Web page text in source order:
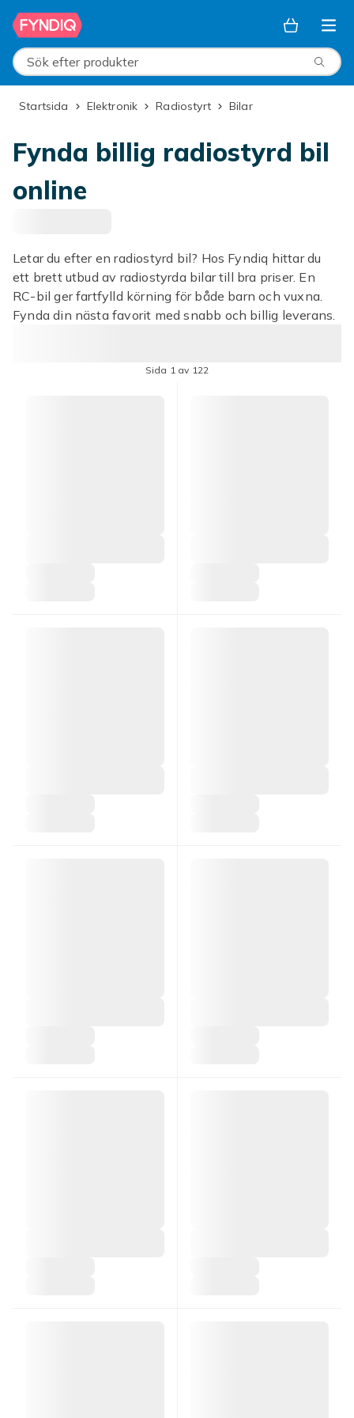
Hoppa till huvudinnehållet
Sök efter produkter
Startsida Elektronik Radiostyrt Bilar
Fynda billig radiostyrd bil
online
Letar du efter en radiostyrd bil? Hos Fyndiq hittar du
ett brett utbud av radiostyrda bilar till bra priser. En
RC-bil ger fartfylld körning för både barn och vuxna.
Fynda din nästa favorit med snabb och billig leverans.
Sida 1 av 122